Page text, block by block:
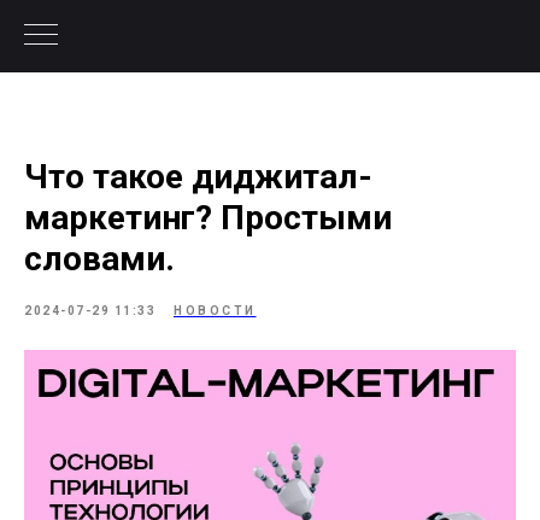
Что такое диджитал-
маркетинг? Простыми
словами.
2024-07-29 11:33 НОВОСТИ